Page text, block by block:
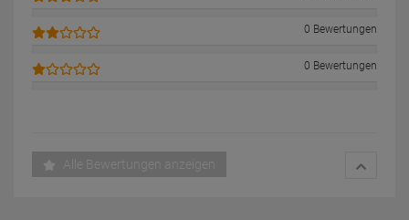
0 Bewertungen
0 Bewertungen
Alle Bewertungen anzeigen